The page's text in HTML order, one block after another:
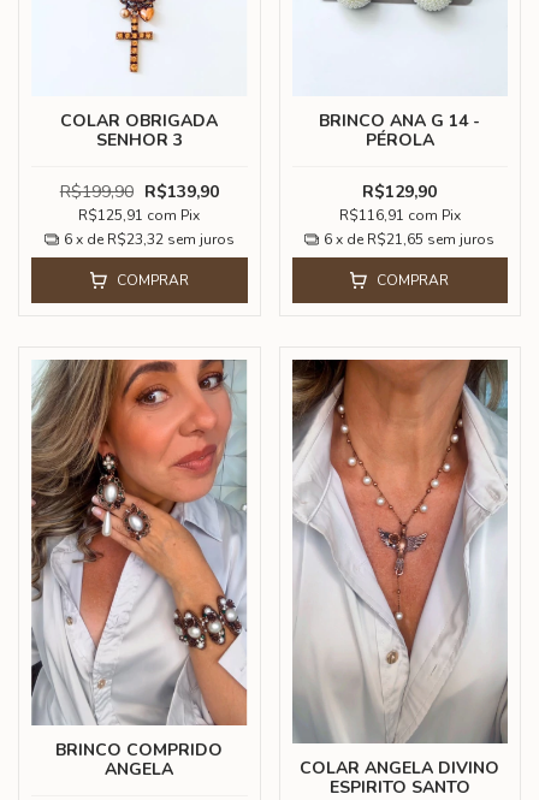
COLAR OBRIGADA
SENHOR 3
R$199,90 R$139,90
R$125,91 com Pix
6 x de R$23,32 sem juros
COMPRAR
BRINCO ANA G 14 -
PÉROLA
R$129,90
R$116,91 com Pix
6 x de R$21,65 sem juros
COMPRAR
BRINCO COMPRIDO
ANGELA
COLAR ANGELA DIVINO
ESPIRITO SANTO